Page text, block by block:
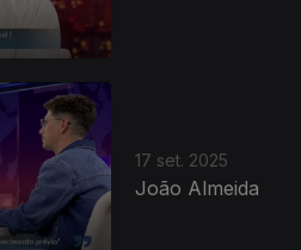
17 set. 2025
João Almeida